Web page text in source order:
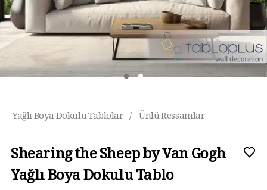
Yağlı Boya Dokulu Tablolar / Ünlü Ressamlar
Shearing the Sheep by Van Gogh
Yağlı Boya Dokulu Tablo